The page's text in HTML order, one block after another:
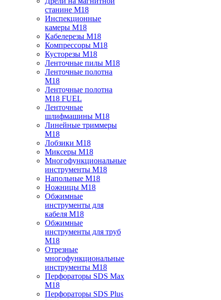
станине M18
Инспекционные
камеры M18
Кабелерезы M18
Компрессоры M18
Кусторезы M18
Ленточные пилы M18
Ленточные полотна
M18
Ленточные полотна
M18 FUEL
Ленточные
шлифмашины M18
Линейные триммеры
M18
Лобзики M18
Миксеры M18
Многофункциональные
инструменты M18
Напольные M18
Ножницы M18
Обжимные
инструменты для
кабеля M18
Обжимные
инструменты для труб
M18
Отрезные
многофункциональные
инструменты M18
Перфораторы SDS Max
M18
Перфораторы SDS Plus